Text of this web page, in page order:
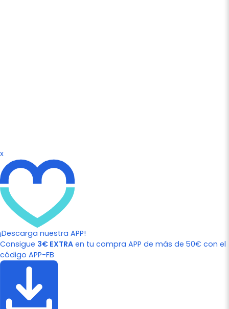
x
¡Descarga nuestra APP!
Consigue 3€ EXTRA en tu compra APP de más de 50€ con el
código APP-FB